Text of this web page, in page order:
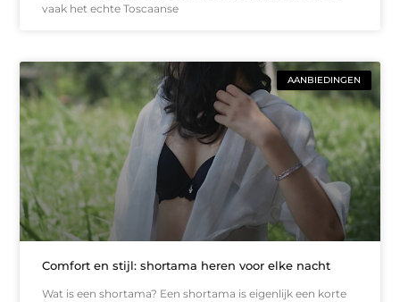
vaak het echte Toscaanse
AANBIEDINGEN
Comfort en stijl: shortama heren voor elke nacht
Wat is een shortama? Een shortama is eigenlijk een korte